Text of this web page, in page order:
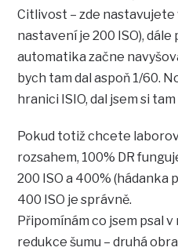
Citlivost – zde
nastavení je 200 ISO),
automatika začne
bych tam dal aspoň 1/60.
hranici ISIO, dal jsem si
Pokud totiž chcete
rozsahem, 100% DR
200 ISO a 400% (hádanka
400 ISO je správně.
Připomínám co jsem psal
redukce šumu – druhá